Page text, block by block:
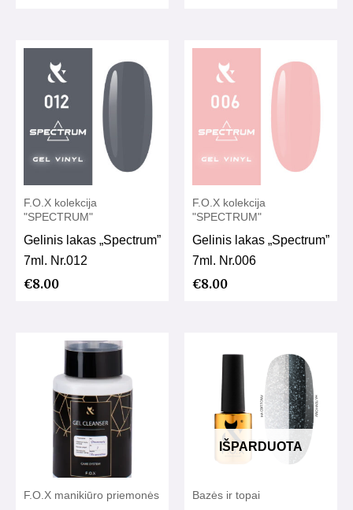
F.O.X kolekcija
"SPECTRUM"
Gelinis lakas „Spectrum”
7ml. Nr.012
€8.00
F.O.X kolekcija
"SPECTRUM"
Gelinis lakas „Spectrum”
7ml. Nr.006
€8.00
F.O.X manikiūro priemonės
IŠPARDUOTA
Bazės ir topai